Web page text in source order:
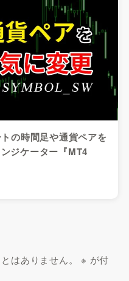
の時間足や通貨ペアを
ジケーター『MT4
はありません。 ※ が付